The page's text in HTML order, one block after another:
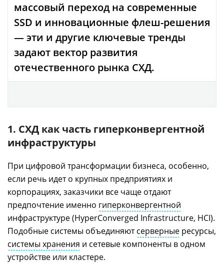
массовый переход на современные
SSD и инновационные флеш-решения
— эти и другие ключевые тренды
задают вектор развития
отечественного рынка СХД.
1. СХД как часть гиперконвергентной
инфраструктуры
При цифровой трансформации бизнеса, особенно,
если речь идет о крупных предприятиях и
корпорациях, заказчики все чаще отдают
предпочтение именно гиперконвергентной
инфраструктуре (HyperConverged Infrastructure, HCI).
Подобные системы объединяютсерверные ресурсы,
системы хранения и сетевые компоненты в одном
устройстве или кластере.